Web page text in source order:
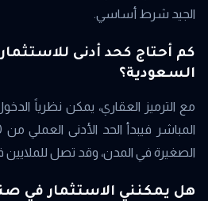
الجيد شرط أساسي.
كم أحتاج كحد أدنى
السعودية؟
مع الترميز العقاري، يمكن نظرياً
الصغيرة في المدن، وقد تصل للملايين
هل يمكنني الاستثمار في